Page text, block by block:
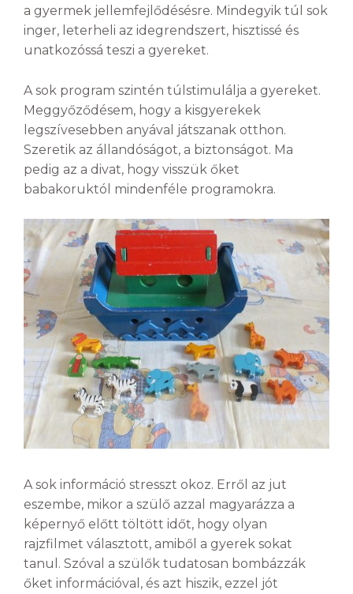
a gyermek jellemfejlődésésre. Mindegyik túl sok
inger, leterheli az idegrendszert, hisztissé és
unatkozóssá teszi a gyereket.
A sok program szintén túlstimulálja a gyereket.
Meggyőződésem, hogy a kisgyerekek
legszívesebben anyával játszanak otthon.
Szeretik az állandóságot, a biztonságot. Ma
pedig az a divat, hogy visszük őket
babakoruktól mindenféle programokra.
A sok információ stresszt okoz. Erről az jut
eszembe, mikor a szülő azzal magyarázza a
képernyő előtt töltött időt, hogy olyan
rajzfilmet választott, amiből a gyerek sokat
tanul. Szóval a szülők tudatosan bombázzák
őket információval, és azt hiszik, ezzel jót